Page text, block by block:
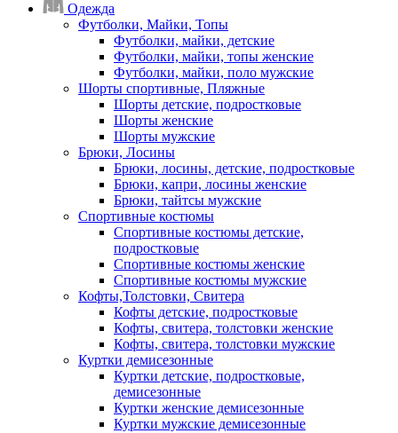
Одежда
Футболки, Майки, Топы
Футболки, майки, детские
Футболки, майки, топы женские
Футболки, майки, поло мужские
Шорты спортивные, Пляжные
Шорты детские, подростковые
Шорты женские
Шорты мужские
Брюки, Лосины
Брюки, лосины, детские, подростковые
Брюки, капри, лосины женские
Брюки, тайтсы мужские
Спортивные костюмы
Спортивные костюмы детские,
подростковые
Спортивные костюмы женские
Спортивные костюмы мужские
Кофты,Толстовки, Свитера
Кофты детские, подростковые
Кофты, свитера, толстовки женские
Кофты, свитера, толстовки мужские
Куртки демисезонные
Куртки детские, подростковые,
демисезонные
Куртки женские демисезонные
Куртки мужские демисезонные